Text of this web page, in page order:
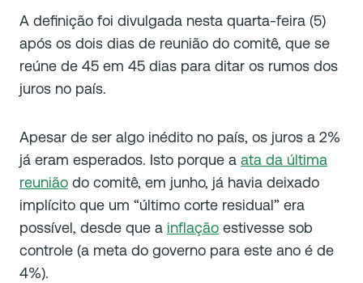
A definição foi divulgada nesta quarta-feira (5)
após os dois dias de reunião do comitê, que se
reúne de 45 em 45 dias para ditar os rumos dos
juros no país.
Apesar de ser algo inédito no país, os juros a 2%
já eram esperados. Isto porque a ata da última
reunião do comitê, em junho, já havia deixado
implícito que um “último corte residual” era
possível, desde que a inflação estivesse sob
controle (a meta do governo para este ano é de
4%).